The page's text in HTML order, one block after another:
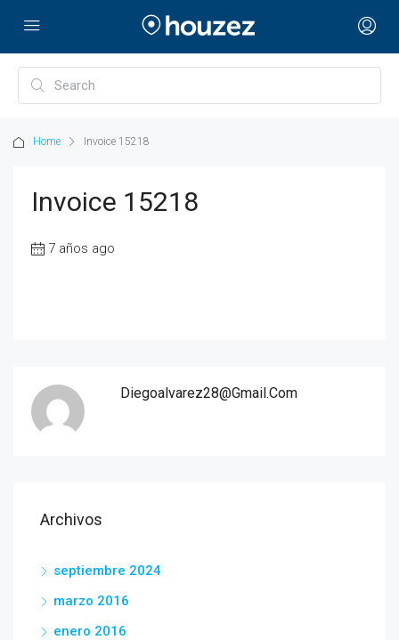
Home Invoice 15218
Invoice 15218
7 años ago
Diegoalvarez28@gmail.com
Archivos
septiembre 2024
marzo 2016
enero 2016